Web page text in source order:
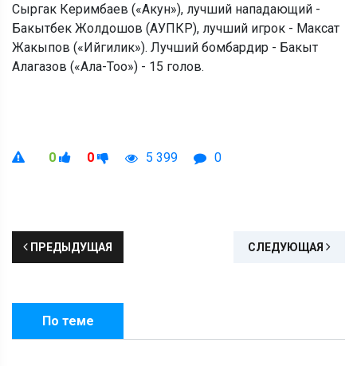
Сыргак Керимбаев («Акун»), лучший нападающий -
Бакытбек Жолдошов (АУПКР), лучший игрок - Максат
Жакыпов («Ийгилик»). Лучший бомбардир - Бакыт
Алагазов («Ала-Тоо») - 15 голов.
0 0 5 399 0
ПРЕДЫДУЩАЯ СЛЕДУЮЩАЯ
По теме